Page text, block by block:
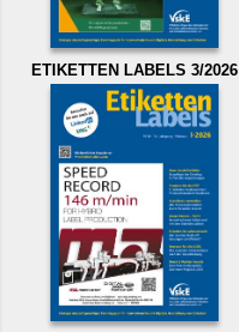
ETIKETTEN LABELS 3/2026